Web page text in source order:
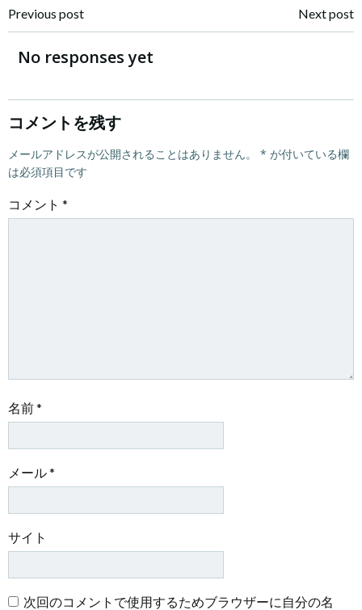
投
稿
ナ
ビ
ゲ
ー
Previous post
ナ
ゲ
Next post
No responses yet
コメントを残す
メールアドレスが公開されることはありません。 * が付いている欄
は必須項目です
コメント *
名前*
メール*
サイト
次回のコメントで使用するためブラウザーに自分の名